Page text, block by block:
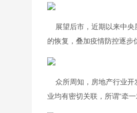
展望后市，近期以来中央
的恢复，叠加疫情防控逐步
众所周知，房地产行业开
业均有密切关联，所谓“牵